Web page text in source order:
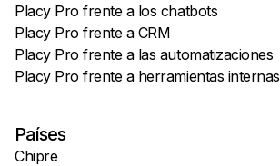
Placy Pro frente a los chatbots
Placy Pro frente a CRM
Placy Pro frente a las automatizaciones
Placy Pro frente a herramientas internas
Países
Chipre